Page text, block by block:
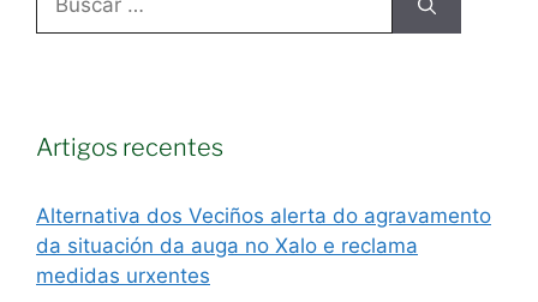
Artigos recentes
Alternativa dos Veciños alerta do agravamento
da situación da auga no Xalo e reclama
medidas urxentes